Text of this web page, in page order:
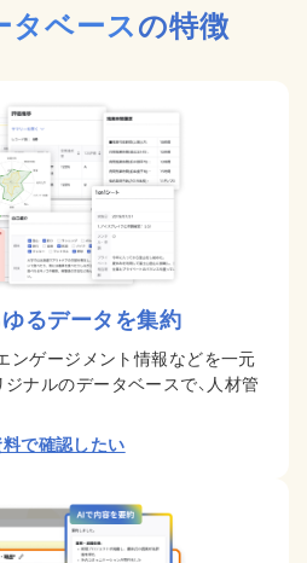
タベースの特徴
るデータを集約
エンゲージメント情報などを一元
ナルのデータベースで、人材管
で確認したい